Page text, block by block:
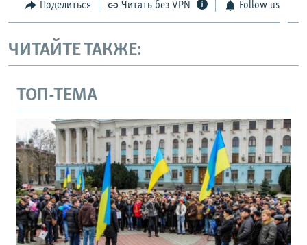
Поделиться Читать без VPN Follow us
ЧИТАЙТЕ ТАКЖЕ:
ТОП-ТЕМА